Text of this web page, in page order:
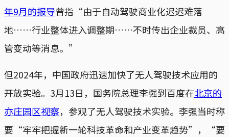
年9月的报导曾指“由于自动驾驶商业化迟迟难落
地……行业整体进入调整期……不时传出企业裁员、高
管变动等消息。”
但2024年，中国政府迅速加快了无人驾驶技术应用的
开放实验。3月13日，国务院总理李强到百度在北京的
亦庄园区视察，参观了无人驾驶技术实验。李强当时称
要“牢牢把握新一轮科技革命和产业变革趋势”，“要